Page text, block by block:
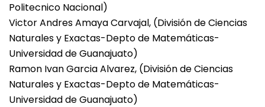
Politecnico Nacional)
Victor Andres Amaya Carvajal, (División de Ciencias
Naturales y Exactas-Depto de Matemáticas-
Universidad de Guanajuato)
Ramon Ivan Garcia Alvarez, (División de Ciencias
Naturales y Exactas-Depto de Matemáticas-
Universidad de Guanajuato)